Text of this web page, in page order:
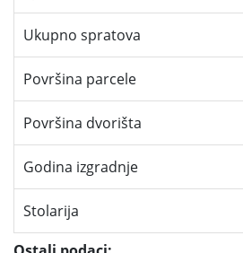
Ukupno spratova
Površina parcele
Površina dvorišta
Godina izgradnje
Stolarija